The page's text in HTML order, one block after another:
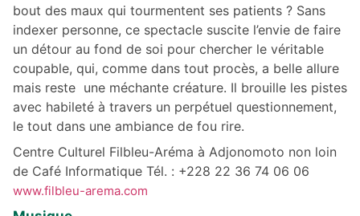
bout des maux qui tourmentent ses patients ? Sans
indexer personne, ce spectacle suscite l’envie de faire
un détour au fond de soi pour chercher le véritable
coupable, qui, comme dans tout procès, a belle allure
mais reste une méchante créature. Il brouille les pistes
avec habileté à travers un perpétuel questionnement,
le tout dans une ambiance de fou rire.
Centre Culturel Filbleu-Aréma à Adjonomoto non loin
de Café Informatique Tél. : +228 22 36 74 06 06
www.filbleu-arema.com